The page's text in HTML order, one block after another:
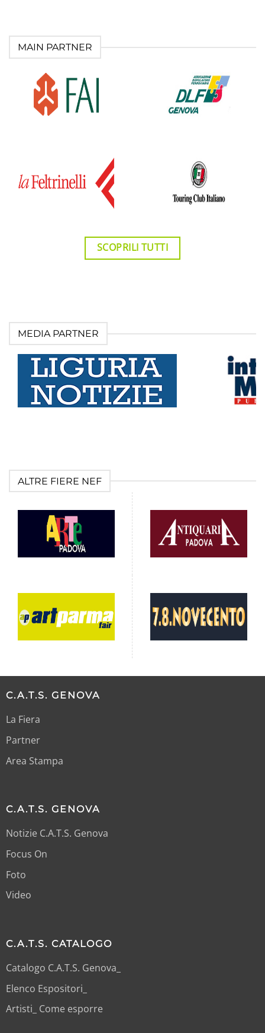
MAIN PARTNER
SCOPRILI TUTTI
MEDIA PARTNER
ALTRE FIERE NEF
C.A.T.S. GENOVA
La Fiera
Partner
Area Stampa
C.A.T.S. GENOVA
Notizie C.A.T.S. Genova
Focus On
Foto
Video
C.A.T.S. CATALOGO
Catalogo C.A.T.S. Genova_
Elenco Espositori_
Artisti_ Come esporre